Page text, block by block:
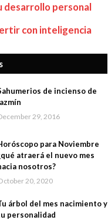
desarrollo personal
con inteligencia
de incienso de
29, 2016
para Noviembre
atraerá el nuevo mes
nosotros?
20, 2020
árbol del mes nacimiento y
personalidad